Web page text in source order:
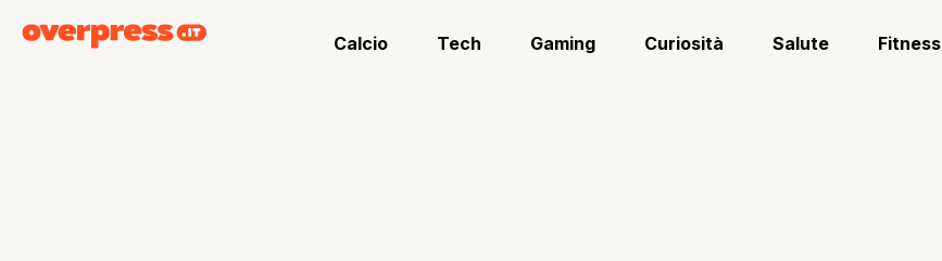
Calcio Tech Gaming Curiosità Salute Fitness